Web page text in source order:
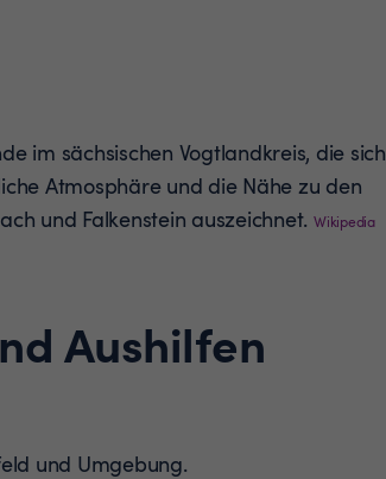
im sächsischen Vogtlandkreis, die sich
Atmosphäre und die Nähe zu den
und Falkenstein auszeichnet. Wikipedia
Aushilfen
und Umgebung.